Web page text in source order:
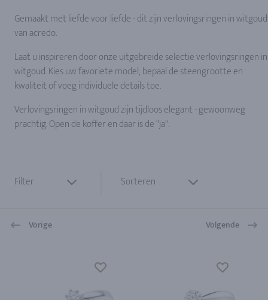
Gemaakt met liefde voor liefde - dit zijn verlovingsringen in witgoud
van acredo.
Laat u inspireren door onze uitgebreide selectie verlovingsringen in
witgoud. Kies uw favoriete model, bepaal de steengrootte en
kwaliteit of voeg individuele details toe.
Verlovingsringen in witgoud zijn tijdloos elegant - gewoonweg
prachtig. Open de koffer en daar is de "ja".
Filter Sorteren
Vorige Volgende